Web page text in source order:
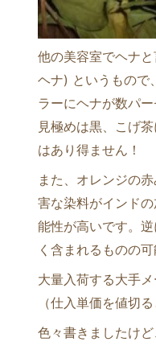
他の美容室でヘナ
ヘナ) というもので
ラーにヘナが数パ
見極めは黒、こげ
はあり得ません！
また、オレンジの
害な染料がインド
能性が高いです。
く含まれるものの可
大量入荷する大手
（仕入単価を値切
色々書きましたけ